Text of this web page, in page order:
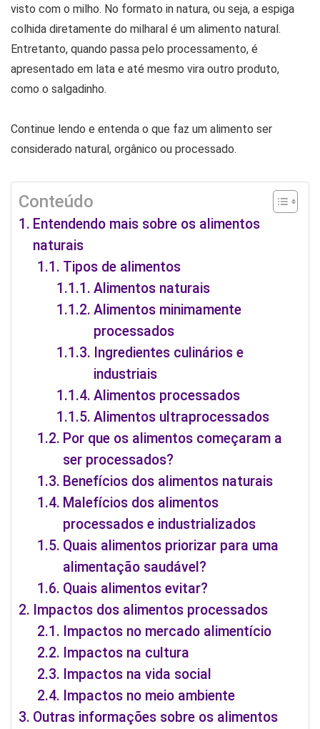
visto com o milho. No formato in natura, ou seja, a espiga
colhida diretamente do milharal é um alimento natural.
Entretanto, quando passa pelo processamento, é
apresentado em lata e até mesmo vira outro produto,
como o salgadinho.
Continue lendo e entenda o que faz um alimento ser
considerado natural, orgânico ou processado.
Conteúdo
Entendendo mais sobre os alimentos
naturais
Tipos de alimentos
Alimentos naturais
Alimentos minimamente
processados
Ingredientes culinários e
industriais
Alimentos processados
Alimentos ultraprocessados
Por que os alimentos começaram a
ser processados?
Benefícios dos alimentos naturais
Malefícios dos alimentos
processados e industrializados
Quais alimentos priorizar para uma
alimentação saudável?
Quais alimentos evitar?
Impactos dos alimentos processados
Impactos no mercado alimentício
Impactos na cultura
Impactos na vida social
Impactos no meio ambiente
Outras informações sobre os alimentos